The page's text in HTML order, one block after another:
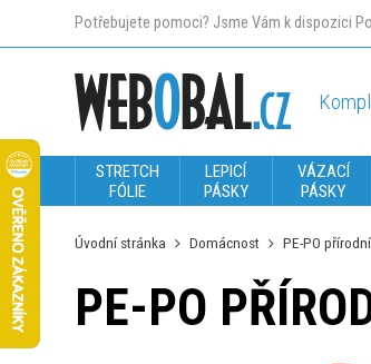
Potřebujete pomoci? Jsme Vám k dispozici
STRETCH
FÓLIE
LEPICÍ
PÁSKY
VÁZACÍ
PÁSKY
Úvodní stránka Domácnost PE-PO
PE-PO